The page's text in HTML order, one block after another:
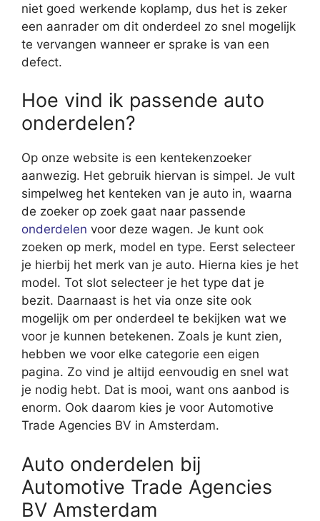
niet goed werkende koplamp, dus het is zeker
een aanrader om dit onderdeel zo snel mogelijk
te vervangen wanneer er sprake is van een
defect.
Hoe vind ik passende auto
onderdelen?
Op onze website is een kentekenzoeker
aanwezig. Het gebruik hiervan is simpel. Je vult
simpelweg het kenteken van je auto in, waarna
de zoeker op zoek gaat naar passende
onderdelen voor deze wagen. Je kunt ook
zoeken op merk, model en type. Eerst selecteer
je hierbij het merk van je auto. Hierna kies je het
model. Tot slot selecteer je het type dat je
bezit. Daarnaast is het via onze site ook
mogelijk om per onderdeel te bekijken wat we
voor je kunnen betekenen. Zoals je kunt zien,
hebben we voor elke categorie een eigen
pagina. Zo vind je altijd eenvoudig en snel wat
je nodig hebt. Dat is mooi, want ons aanbod is
enorm. Ook daarom kies je voor Automotive
Trade Agencies BV in Amsterdam.
Auto onderdelen bij
Automotive Trade Agencies
BV Amsterdam